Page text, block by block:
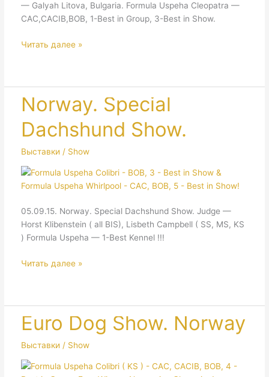
— Galyah Litova, Bulgaria. Formula Uspeha Cleopatra —
CAC,CACIB,BOB, 1-Best in Group, 3-Best in Show.
Balchik.
Читать далее »
Norway. Special
Dachshund Show.
Выставки / Show
05.09.15. Norway. Special Dachshund Show. Judge —
Horst Klibenstein ( all BIS), Lisbeth Campbell ( SS, MS, KS
) Formula Uspeha — 1-Best Kennel !!!
Norway.
Читать далее »
Euro Dog Show. Norway
Выставки / Show